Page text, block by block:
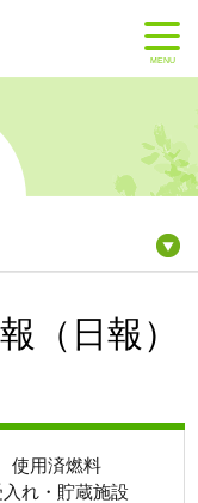
MENU
（日報）
使用済燃料
入れ・貯蔵施設